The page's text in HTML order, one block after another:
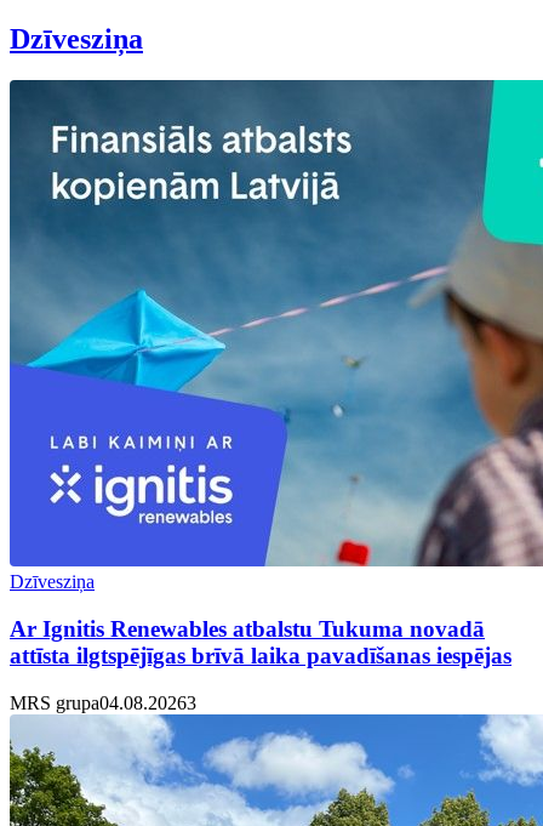
Dzīvesziņa
Dzīvesziņa
Ar Ignitis Renewables atbalstu Tukuma novadā
attīsta ilgtspējīgas brīvā laika pavadīšanas iespējas
MRS grupa04.08.20263